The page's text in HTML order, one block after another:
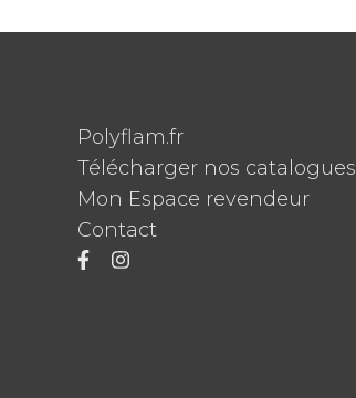
Polyflam.fr
Télécharger nos catalogues
Mon Espace revendeur
Contact